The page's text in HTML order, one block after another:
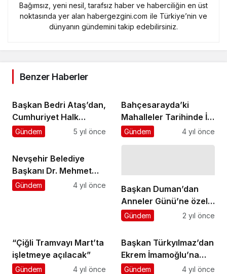
Bağımsız, yeni nesil, tarafsız haber ve haberciliğin en üst
noktasında yer alan habergezgini.com ile Türkiye’nin ve
dünyanın gündemini takip edebilirsiniz.
Benzer Haberler
Başkan Bedri Ataş’dan,
Cumhuriyet Halk
Partisi’nin 98. yıl
Gündem 5 yıl önce
Bahçesarayda’ki
Mahalleler Tarihinde İlk
Kez Asfaltla Buluştu
Gündem 4 yıl önce
Nevşehir Belediye
Başkanı Dr. Mehmet
Savran, 29 Ekim
Gündem 4 yıl önce
Başkan Duman’dan
Anneler Günü’ne özel
ziyaret
Gündem 2 yıl önce
“Çiğli Tramvayı Mart’ta
işletmeye açılacak”
Gündem 4 yıl önce
Başkan Türkyılmaz’dan
Ekrem İmamoğlu’na
Mütareke Ziyareti
Gündem 4 yıl önce